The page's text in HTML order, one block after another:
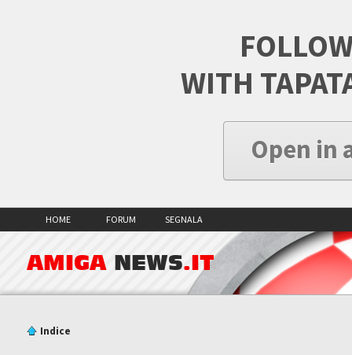
WITH
Open in
HOME FORUM SEGNALA
AMIGA NEWS.IT
Indice